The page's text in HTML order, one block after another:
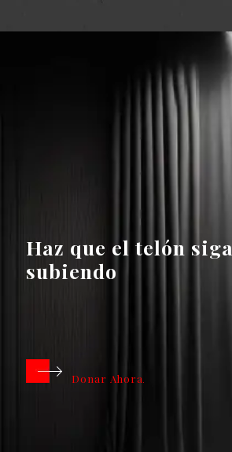
Haz que el telón siga
subiendo
Donar Ahora